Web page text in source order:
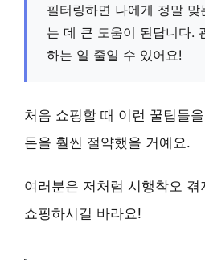
필터링하면 나에게 정말
는 데 큰 도움이 된답니다.
하는 일 줄일 수 있어요!
처음 쇼핑할 때 이런 꿀팁들
돈을 훨씬 절약했을 거예요.
여러분은 저처럼 시행착오
쇼핑하시길 바라요!